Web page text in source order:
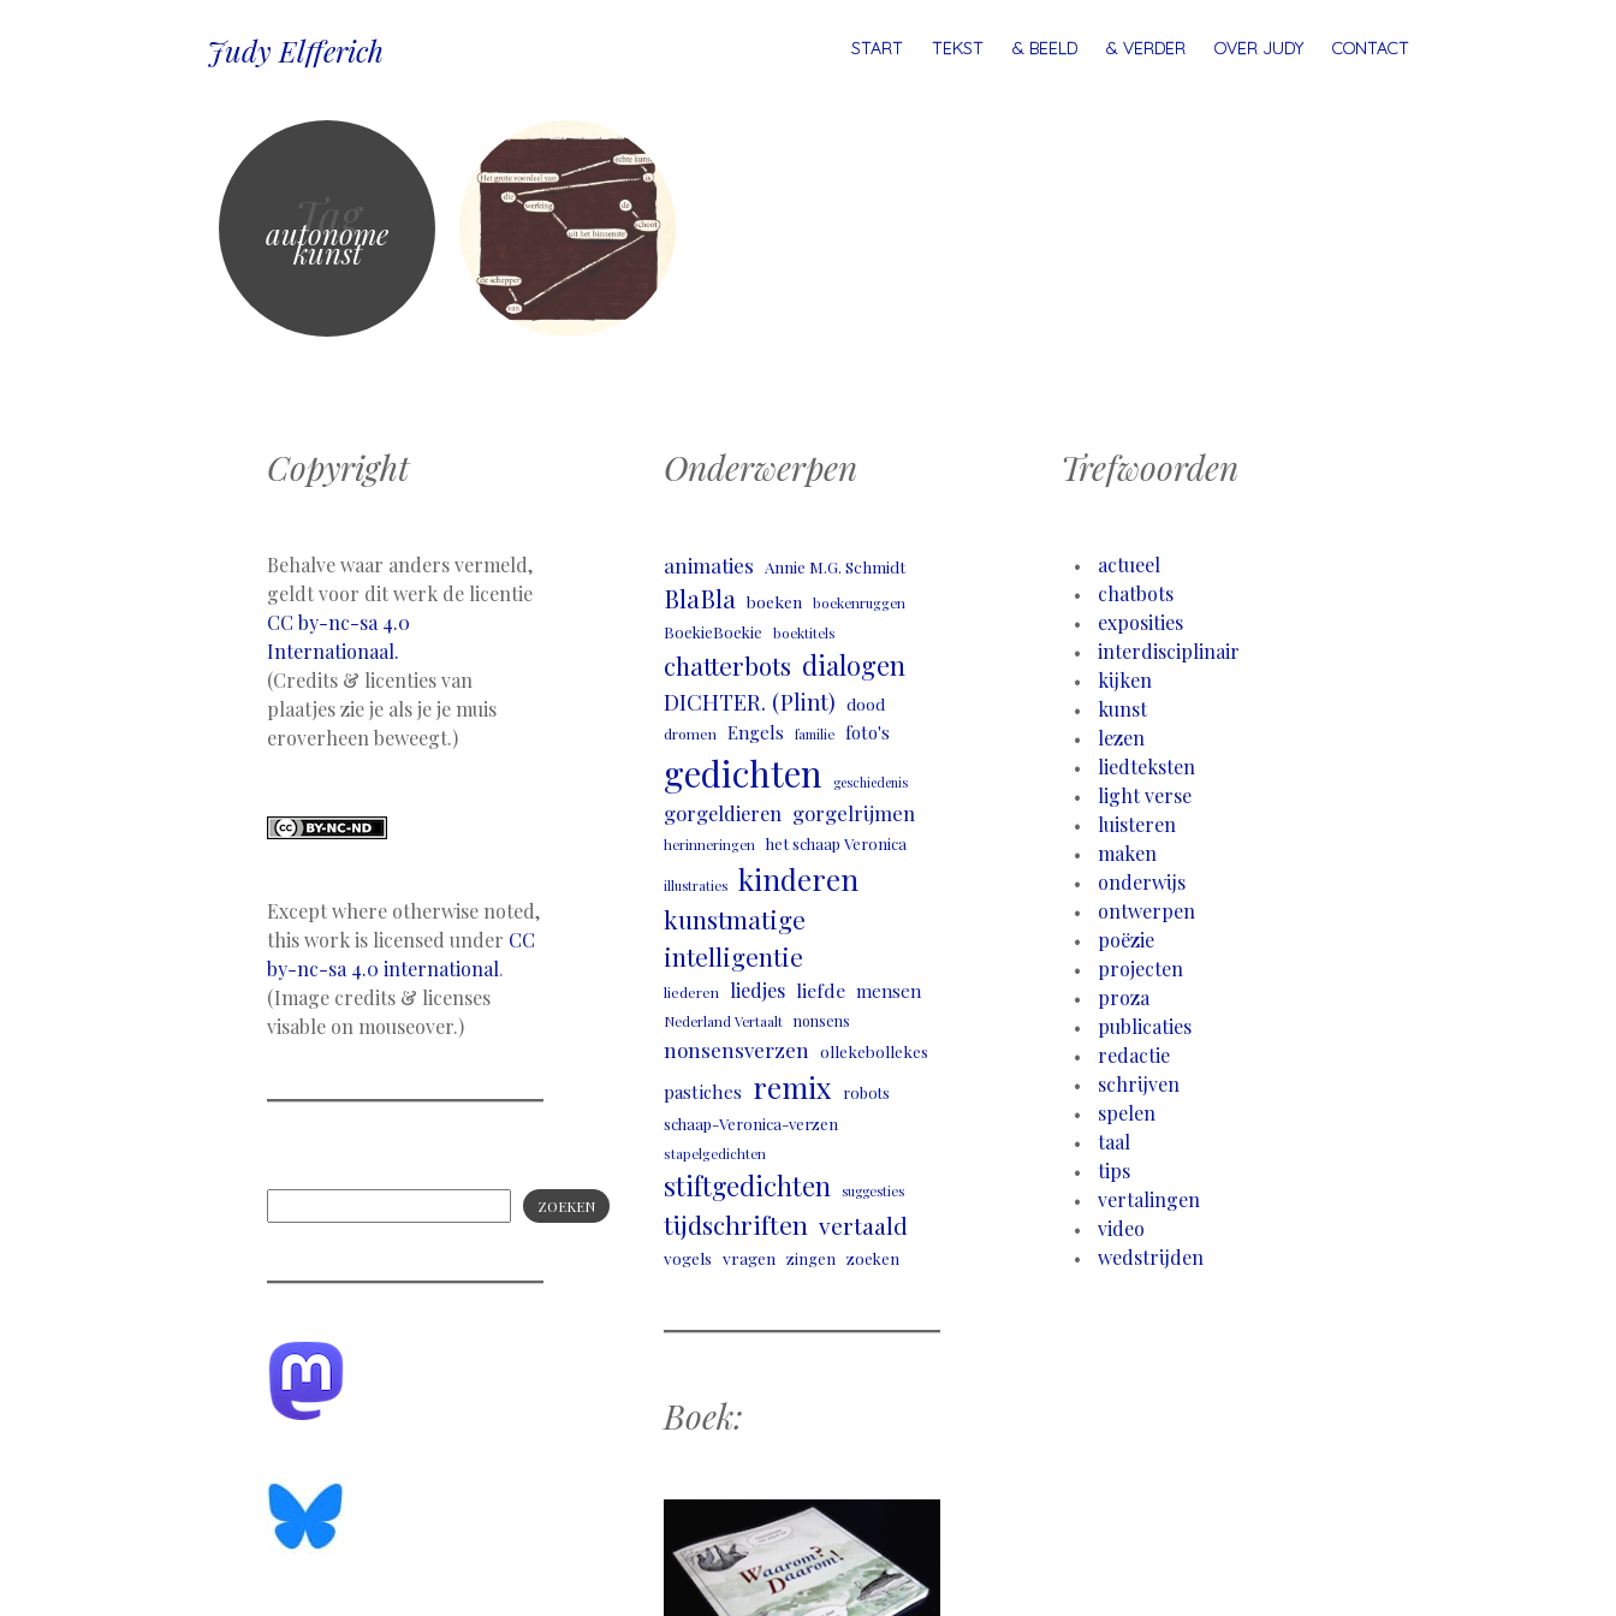
Judy Elfferich MENU
SPRINGSTART TEKST & BEELD & VERDER OVER JUDY CONTACT
Tag
autonome
kunst
Copyright
Behalve waar anders vermeld,
geldt voor dit werk de licentie
CC by-nc-sa 4.0
Internationaal.
(Credits & licenties van
plaatjes zie je als je je muis
eroverheen beweegt.)
Except where otherwise noted,
this work is licensed under CC
by-nc-sa 4.0 international.
(Image credits & licenses
visable on mouseover.)
ZOEKEN
Onderwerpen
animaties Annie M.G. Schmidt
BlaBla boeken boekenruggen
BoekieBoekie boektitels
chatterbots dialogen
DICHTER. (Plint) dood
dromen Engels familie foto's
gedichten geschiedenis
gorgeldieren gorgelrijmen
herinneringen het schaap Veronica
illustraties kinderen
kunstmatige
intelligentie
liederen liedjes liefde mensen
Nederland Vertaalt nonsens
nonsensverzen ollekebollekes
pastiches remix
robots
schaap-Veronica-verzen
stapelgedichten
stiftgedichten suggesties
tijdschriften vertaald
vogels vragen zingen zoeken
Boek:
Trefwoorden
actueel
chatbots
exposities
interdisciplinair
kijken
kunst
lezen
liedteksten
light verse
luisteren
maken
onderwijs
ontwerpen
poëzie
projecten
proza
publicaties
redactie
schrijven
spelen
taal
tips
vertalingen
video
wedstrijden